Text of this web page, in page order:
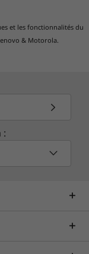
et les fonctionnalités du
& Motorola.
: